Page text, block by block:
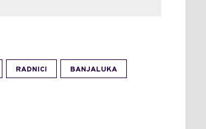
RADNICI BANJALUKA